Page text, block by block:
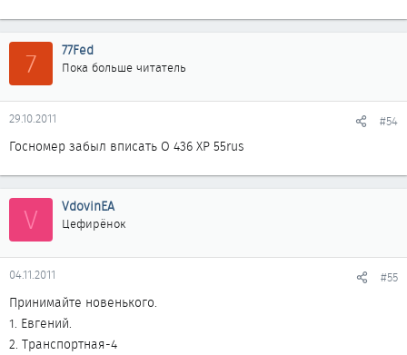
7 77Fed
Пока больше читатель
29.10.2011 #54
Госномер забыл вписать О 436 ХР 55rus
V VdovinEA
Цефирёнок
04.11.2011 #55
Принимайте новенького.
1. Евгений.
2. Транспортная-4